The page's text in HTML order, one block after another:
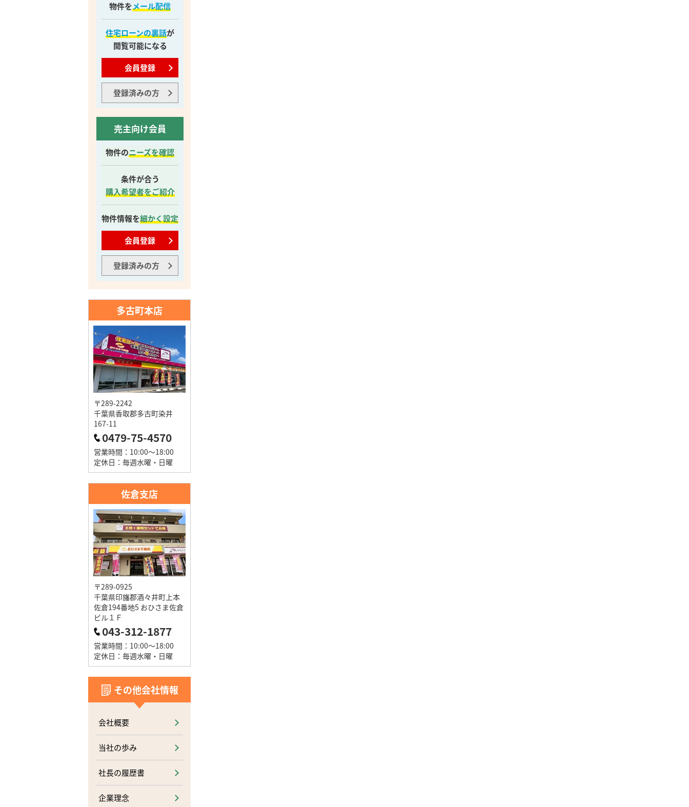
物件をメール配信
住宅ローンの裏話が
閲覧可能になる
会員登録
登録済みの方
売主向け会員
物件のニーズを確認
条件が合う
購入希望者をご紹介
物件情報を細かく設定
会員登録
登録済みの方
多古町本店
〒289-2242
千葉県香取郡多古町染井
167-11
0479-75-4570
営業時間：10:00～18:00
定休日：毎週水曜・日曜
佐倉支店
〒289-0925
千葉県印旛郡酒々井町上本
佐倉194番地5 おひさま佐倉
ビル１Ｆ
043-312-1877
営業時間：10:00～18:00
定休日：毎週水曜・日曜
その他会社情報
会社概要
当社の歩み
社長の履歴書
企業理念